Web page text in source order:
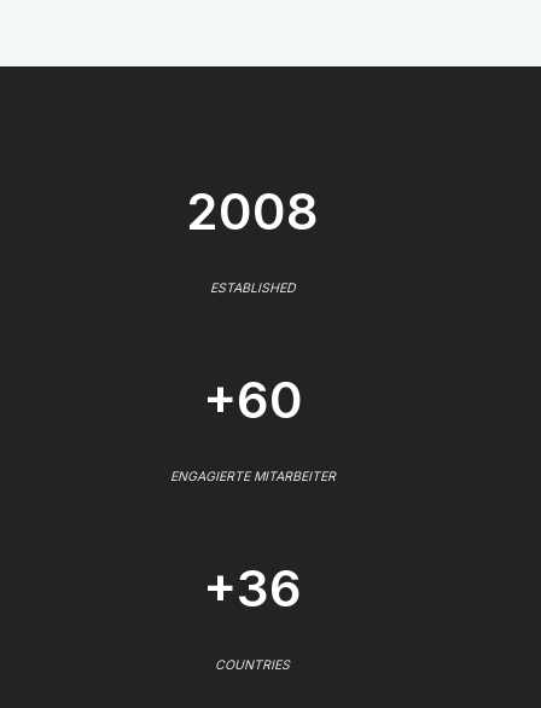
2008
ESTABLISHED
+60
ENGAGIERTE MITARBEITER
+36
COUNTRIES